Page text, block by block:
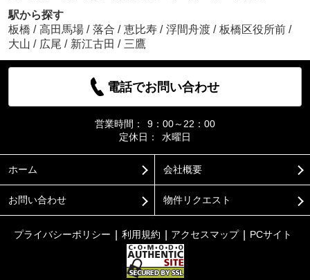
駅から探す
板橋 / 高田馬場 / 落合 / 恵比寿 / 浮間舟渡 / 板橋区役所前 /
大山 / 広尾 / 新江古田 / 三鷹
電話でお問い合わせ
営業時間：
9：00～22：00
定休日：
水曜日
ホーム 会社概要
お問い合わせ 物件リクエスト
プライバシーポリシー 利用規約 アクセスマップ PCサイト